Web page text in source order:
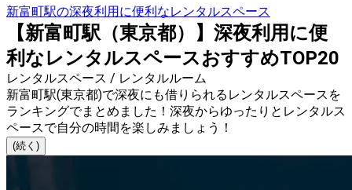
新富町駅の深夜利用に便利なレンタルスペース
【新富町駅（東京都）】深夜利用に便
利なレンタルスペースおすすめTOP20
レンタルスペース / レンタルルーム
新富町駅(東京都)で深夜にも借りられるレンタルスペースを
ランキングでまとめました！深夜からゆったりとレンタルス
ペースで自分の時間を楽しみましょう！
(続く)